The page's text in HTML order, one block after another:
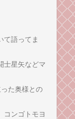
て語ってま
士星矢などマ
た奥様との
コンゴトモヨ